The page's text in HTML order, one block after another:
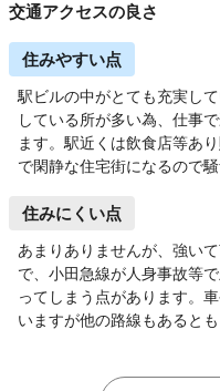
交通アクセスの良さ
住みやすい点
駅ビルの中がとても充実し
している所が多い為、仕事
ます。駅近くは飲食店等あ
で閑静な住宅街になるので
住みにくい点
あまりありませんが、強い
で、小田急線が人身事故等
ってしまう点があります。
いますが他の路線もあると